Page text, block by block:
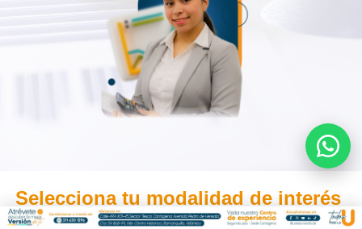
Selecciona tu modalidad de interés